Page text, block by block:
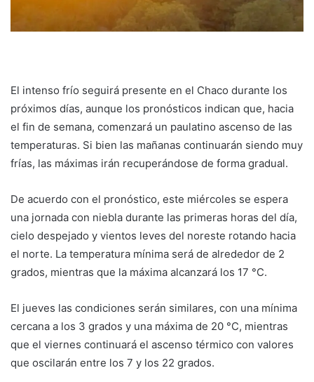
El intenso frío seguirá presente en el Chaco durante los
próximos días, aunque los pronósticos indican que, hacia
el fin de semana, comenzará un paulatino ascenso de las
temperaturas. Si bien las mañanas continuarán siendo muy
frías, las máximas irán recuperándose de forma gradual.
De acuerdo con el pronóstico, este miércoles se espera
una jornada con niebla durante las primeras horas del día,
cielo despejado y vientos leves del noreste rotando hacia
el norte. La temperatura mínima será de alrededor de 2
grados, mientras que la máxima alcanzará los 17 °C.
El jueves las condiciones serán similares, con una mínima
cercana a los 3 grados y una máxima de 20 °C, mientras
que el viernes continuará el ascenso térmico con valores
que oscilarán entre los 7 y los 22 grados.